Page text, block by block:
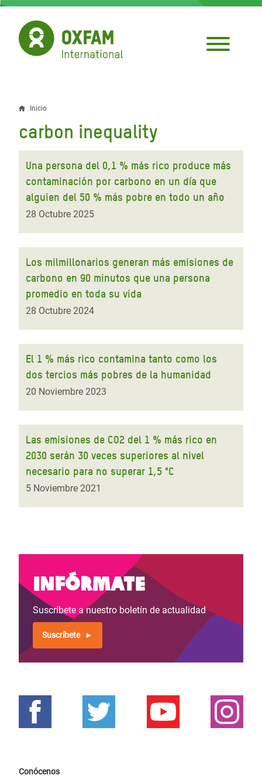
Pasar
contenido
principal
Sobrescribir
enlaces
de
ayuda
la
navegación
Inicio
carbon inequality
Una persona del 0,1 % más rico produce más
contaminación por carbono en un día que
alguien del 50 % más pobre en todo un año
28 Octubre 2025
Los milmillonarios generan más emisiones de
carbono en 90 minutos que una persona
promedio en toda su vida
28 Octubre 2024
El 1 % más rico contamina tanto como los
dos tercios más pobres de la humanidad
20 Noviembre 2023
Las emisiones de CO2 del 1 % más rico en
2030 serán 30 veces superiores al nivel
necesario para no superar 1,5 °C
5 Noviembre 2021
Infórmate
Suscríbete a nuestro boletín de actualidad
Suscríbete
Conócenos